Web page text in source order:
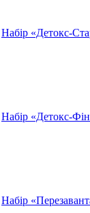
Набір «Детокс-
Набір «Детокс-
Набір